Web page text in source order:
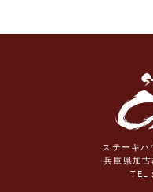
ステーキハ
兵庫県加
TEL